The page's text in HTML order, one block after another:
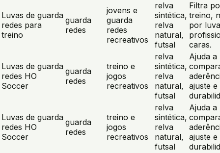
Luvas de guarda
redes para
treino
guarda
redes
jovens e
guarda
redes
recreativos
relva
sintética,
relva
natural,
futsal
Filtra
treino,
por
caras.
Luvas de guarda
redes HO
Soccer
guarda
redes
treino e
jogos
recreativos
relva
sintética,
relva
natural,
futsal
Ajuda a
ajuste e
Luvas de guarda
redes HO
Soccer
guarda
redes
treino e
jogos
recreativos
relva
sintética,
relva
natural,
futsal
Ajuda a
ajuste e